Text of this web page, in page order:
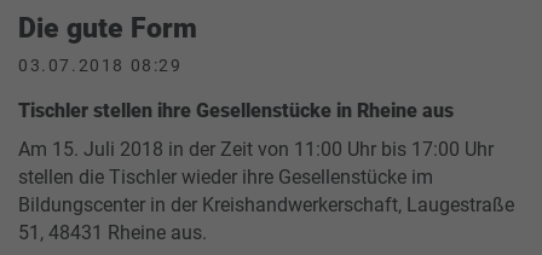
Die gute Form
03.07.2018 08:29
Tischler stellen ihre Gesellenstücke in Rheine aus
Am 15. Juli 2018 in der Zeit von 11:00 Uhr bis 17:00 Uhr
stellen die Tischler wieder ihre Gesellenstücke im
Bildungscenter in der Kreishandwerkerschaft, Laugestraße
51, 48431 Rheine aus.